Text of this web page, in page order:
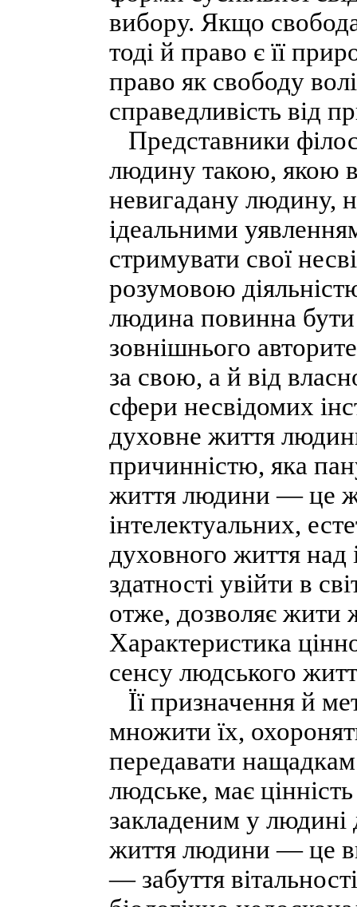
вибору. Якщо
тоді й право є її
право як свободу
справедливість від
Представники
людину такою, якою
невигадану людину,
ідеальними
стримувати свої
розумовою
людина повинна
зовнішнього
за свою, а й від
сфери несвідомих
духовне життя
причинністю, яка
життя людини — це
інтелектуальних,
духовного життя
здатності увійти в
отже, дозволяє жити
Характеристика
сенсу людського
Її призначення й
множити їх,
передавати
людське, має
закладеним у
життя людини — це
— забуття